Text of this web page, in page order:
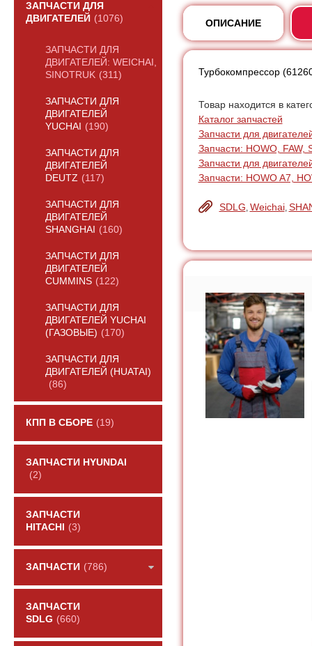
ЗАПЧАСТИ ДЛЯ
ДВИГАТЕЛЕЙ (1076)
ЗАПЧАСТИ ДЛЯ
ДВИГАТЕЛЕЙ: WEICHAI,
SINOTRUK (311)
ЗАПЧАСТИ ДЛЯ
ДВИГАТЕЛЕЙ
YUCHAI (190)
ЗАПЧАСТИ ДЛЯ
ДВИГАТЕЛЕЙ
DEUTZ (117)
ЗАПЧАСТИ ДЛЯ
ДВИГАТЕЛЕЙ
SHANGHAI (160)
ЗАПЧАСТИ ДЛЯ
ДВИГАТЕЛЕЙ
CUMMINS (122)
ЗАПЧАСТИ ДЛЯ
ДВИГАТЕЛЕЙ YUCHAI
(ГАЗОВЫЕ) (170)
ЗАПЧАСТИ ДЛЯ
ДВИГАТЕЛЕЙ (HUATAI)
(86)
КПП В СБОРЕ (19)
ЗАПЧАСТИ HYUNDAI
(2)
ЗАПЧАСТИ
HITACHI
(3)
ЗАПЧАСТИ (786)
ЗАПЧАСТИ
SDLG (660)
ОПИСАНИЕ
Турбокомпрессор
Товар находится в
Каталог запчастей
Запчасти для
Запчасти: HOWO, FAW,
Запчасти для
Запчасти: HOWO A7,
SDLG Weichai,